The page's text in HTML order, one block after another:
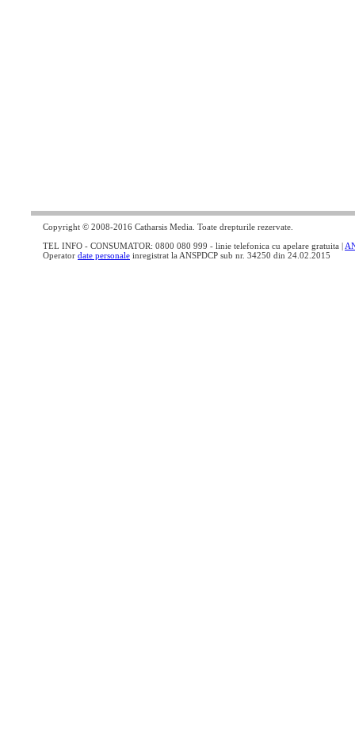
Copyright © 2008-2016 Catharsis Media. Toate drepturile rezervate.
TEL INFO - CONSUMATOR: 0800 080 999 - linie telefonica cu apelare gratuita |
Operator date personale inregistrat la ANSPDCP sub nr. 34250 din 24.02.2015